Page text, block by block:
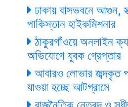
ঢাকায় বাসভবনে আগুন,
পাকিস্তান হাইকমিশনার
ঠাকুরগাঁওয়ে অনলাইন
অভিযোগে যুবক গ্রেপ্তার
আবারও লোভার জব্দকৃত
যাওয়া হচ্ছে আটগ্রামে